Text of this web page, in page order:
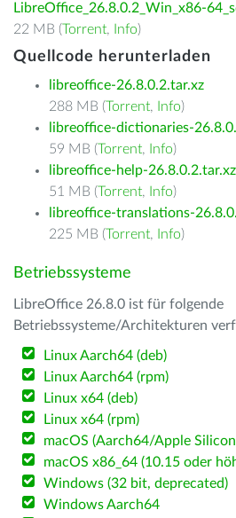
LibreOffice_26.8.0.2_Win_x86-
22 MB (Torrent, Info)
Quellcode herunterladen
libreoffice-26.8.0.2.tar.xz
288 MB (Torrent, Info)
libreoffice-dictionaries-
59 MB (Torrent, Info)
libreoffice-help-26.8.0.2.tar.xz
51 MB (Torrent, Info)
libreoffice-translations-
225 MB (Torrent, Info)
Betriebssysteme
LibreOffice 26.8.0 ist für folgende
Betriebssysteme/Architekturen
Linux Aarch64 (deb)
Linux Aarch64 (rpm)
Linux x64 (deb)
Linux x64 (rpm)
macOS (Aarch64/Apple
macOS x86_64 (10.15 oder
Windows (32 bit, deprecated)
Windows Aarch64